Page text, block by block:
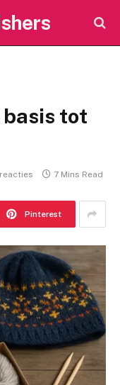
tot
7 Mins Read
Pinterest